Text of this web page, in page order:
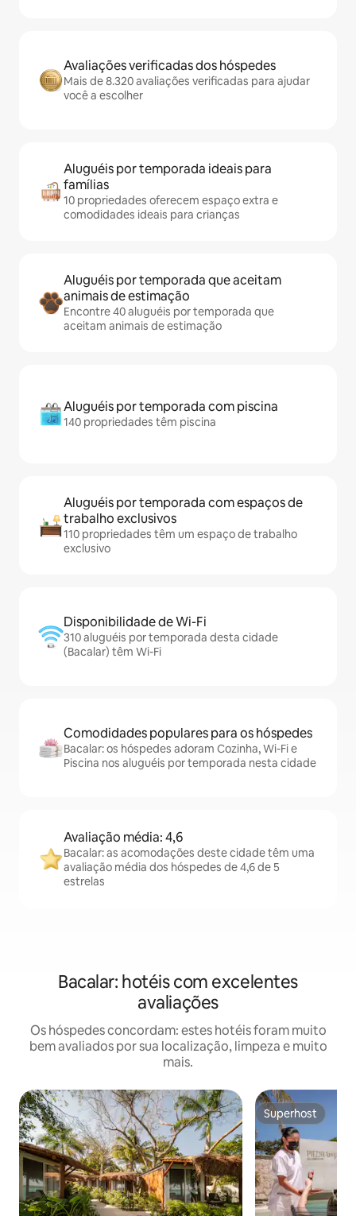
Avaliações verificadas dos hóspedes
Mais de 8.320 avaliações verificadas para ajudar
você a escolher
Aluguéis por temporada ideais para
famílias
10 propriedades oferecem espaço extra e
comodidades ideais para crianças
Aluguéis por temporada que aceitam
animais de estimação
Encontre 40 aluguéis por temporada que
aceitam animais de estimação
Aluguéis por temporada com piscina
140 propriedades têm piscina
Aluguéis por temporada com espaços de
trabalho exclusivos
110 propriedades têm um espaço de trabalho
exclusivo
Disponibilidade de Wi-Fi
310 aluguéis por temporada desta cidade
(Bacalar) têm Wi-Fi
Comodidades populares para os hóspedes
Bacalar: os hóspedes adoram Cozinha, Wi-Fi e
Piscina nos aluguéis por temporada nesta cidade
Avaliação média: 4,6
Bacalar: as acomodações deste cidade têm uma
avaliação média dos hóspedes de 4,6 de 5
estrelas
Bacalar: hotéis com excelentes
avaliações
Os hóspedes concordam: estes hotéis foram muito
bem avaliados por sua localização, limpeza e muito
mais.
Superhost
Superhost